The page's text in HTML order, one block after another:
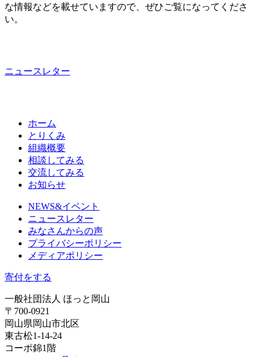
な情報などを載せていますので、ぜひご覧になってくださ
い。
ニュースレター
ホーム
とりくみ
組織概要
相談してみる
交流してみる
お知らせ
NEWS&イベント
ニュースレター
みなさんからの声
プライバシーポリシー
メディアポリシー
寄付をする
一般社団法人 ほっと岡山
〒700-0921
岡山県岡山市北区
東古松1-14-24
コーポ錦1階